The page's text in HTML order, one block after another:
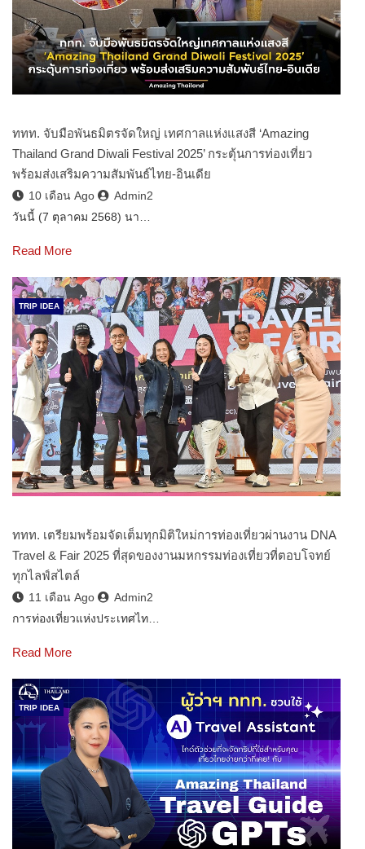
ททท. จับมือพันธมิตรจัดใหญ่ เทศกาลแห่งแสงสี ‘Amazing
Thailand Grand Diwali Festival 2025’ กระตุ้นการท่องเที่ยว
พร้อมส่งเสริมความสัมพันธ์ไทย-อินเดีย
10 เดือน Ago
Admin2
วันนี้ (7 ตุลาคม 2568) นา…
Read More
TRIP IDEA
ททท. เตรียมพร้อมจัดเต็มทุกมิติใหม่การท่องเที่ยวผ่านงาน DNA
Travel & Fair 2025 ที่สุดของงานมหกรรมท่องเที่ยวที่ตอบโจทย์
ทุกไลฟ์สไตล์
11 เดือน Ago
Admin2
การท่องเที่ยวแห่งประเทศไท…
Read More
TRIP IDEA